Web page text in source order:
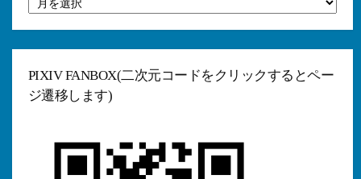
ー
カ
PIXIV FANBOX(二次元コードをクリックするとペー
ジ遷移します)